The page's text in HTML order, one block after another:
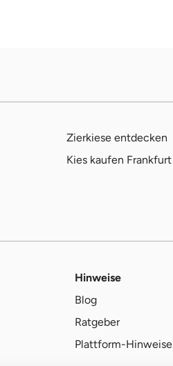
Zierkiese entdecken
Kies kaufen Frankfurt
Hinweise
Blog
Ratgeber
Plattform-Hinweise